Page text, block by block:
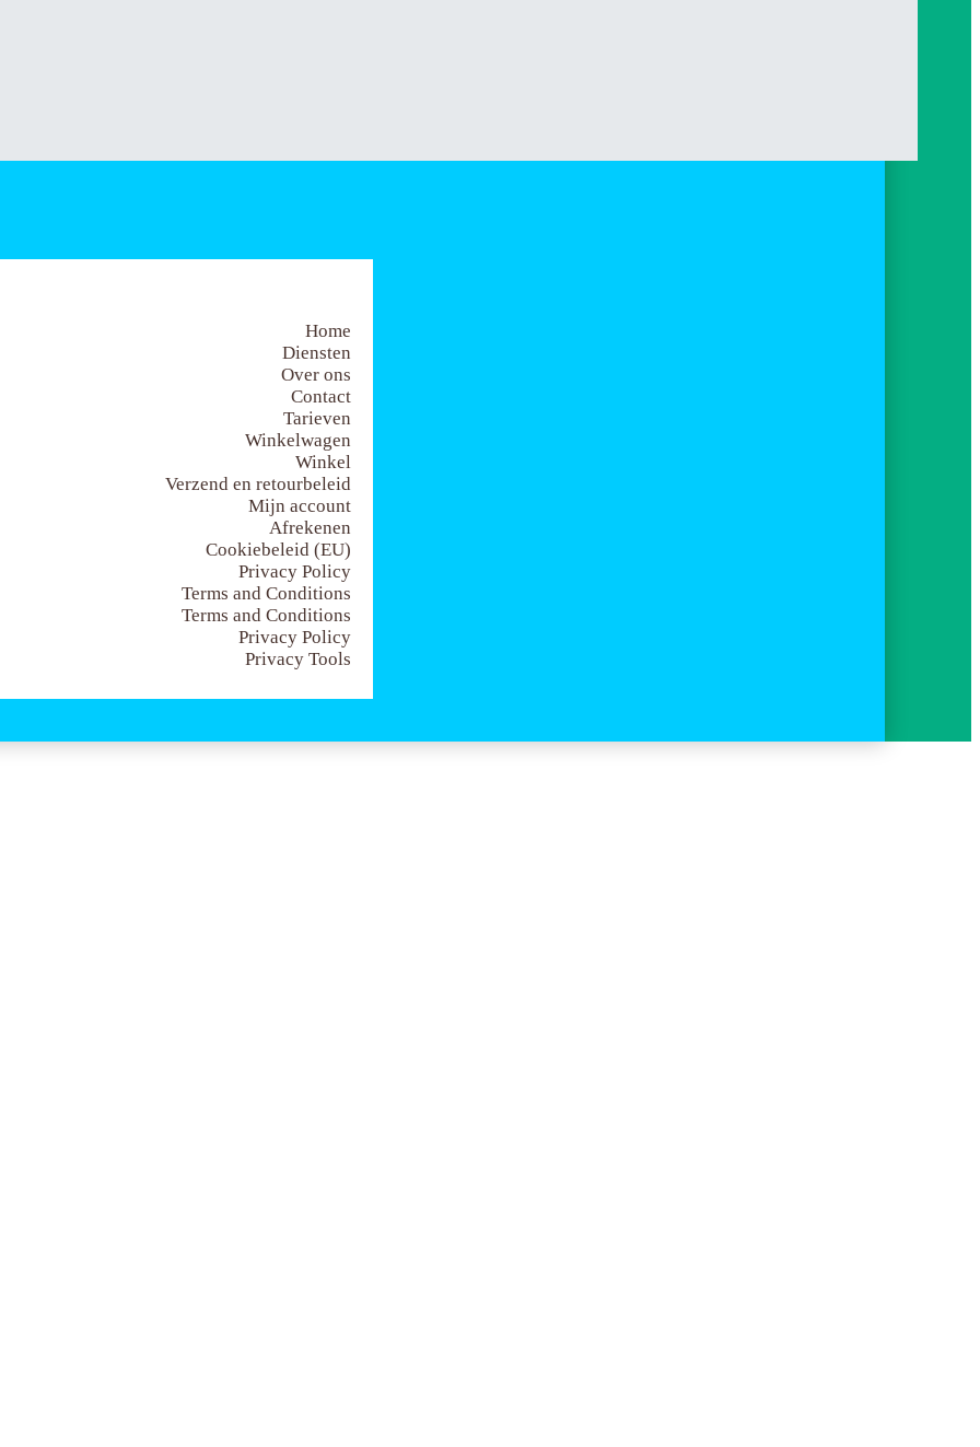
Home
Diensten
Over ons
Contact
Tarieven
Winkelwagen
Winkel
Verzend en retourbeleid
Mijn account
Afrekenen
Cookiebeleid (EU)
Privacy Policy
Terms and Conditions
Terms and Conditions
Privacy Policy
Privacy Tools